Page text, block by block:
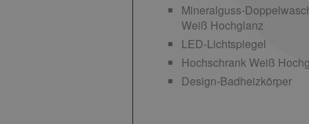
Mineralguss-
Weiß Hochglanz
LED-Lichtspiegel
Hochschrank Weiß
Design-Badheizkörper